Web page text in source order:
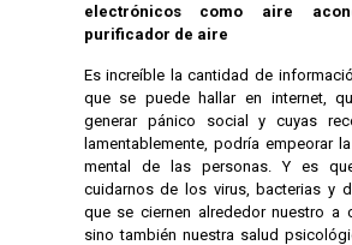
electrónicos como aire
purificador de aire
Es increíble la cantidad de
que se puede hallar en internet,
generar pánico social y cuyas
lamentablemente, podría empeorar
mental de las personas. Y es
cuidarnos de los virus, bacterias y
que se ciernen alrededor nuestro a
sino también nuestra salud